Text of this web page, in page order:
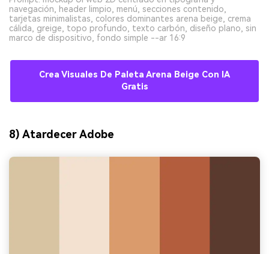
navegación, header limpio, menú, secciones contenido,
tarjetas minimalistas, colores dominantes arena beige, crema
cálida, greige, topo profundo, texto carbón, diseño plano, sin
marco de dispositivo, fondo simple --ar 16:9
Crea Visuales De Paleta Arena Beige Con IA
Gratis
8) Atardecer Adobe